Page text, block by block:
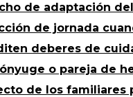
de adaptación
de jornada
deberes de
o pareja de
de los familiares